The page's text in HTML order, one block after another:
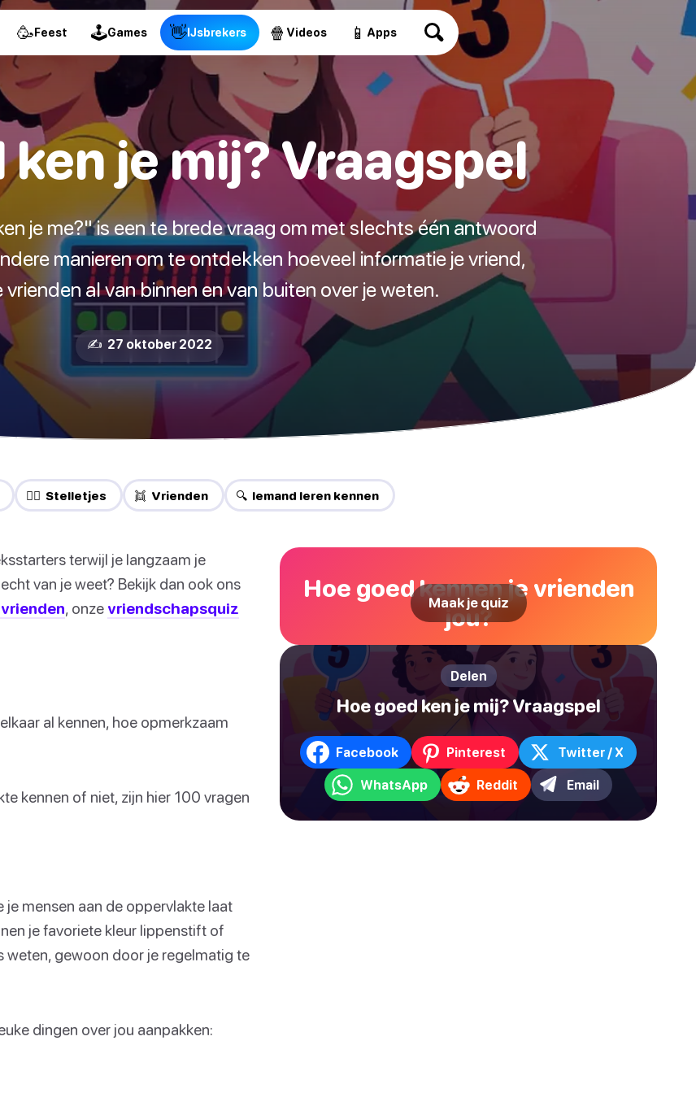
🥳Feest 🕹Games 👋IJsbrekers 🍿 Videos 📱 Apps
je mij? Vraagspel
je me?" is een te brede vraag om met slechts één antwoord
manieren om te ontdekken hoeveel informatie je vriend,
al van binnen en van buiten over je weten.
✍️ 27 oktober 2022
❤️‍🔥 Stelletjes 👯 Vrienden 🔍 Iemand leren kennen
terwijl je langzaam je
van je weet? Bekijk dan ook ons
, onze vriendschapsquiz
al kennen, hoe opmerkzaam
kennen of niet, zijn hier 100 vragen
mensen aan de oppervlakte laat
je favoriete kleur lippenstift of
weten, gewoon door je regelmatig te
dingen over jou aanpakken:
Hoe goed kennen je vrienden
jou?
Maak je quiz
Delen
Hoe goed ken je mij? Vraagspel
Facebook Pinterest Twitter / X
WhatsApp Reddit Email